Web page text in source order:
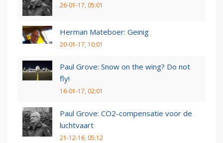
26-01-17, 05:01
Herman Mateboer: Geinig
20-01-17, 10:01
Paul Grove: Snow on the wing? Do not
fly!
16-01-17, 02:01
Paul Grove: CO2-compensatie voor de
luchtvaart
21-12-16, 05:12